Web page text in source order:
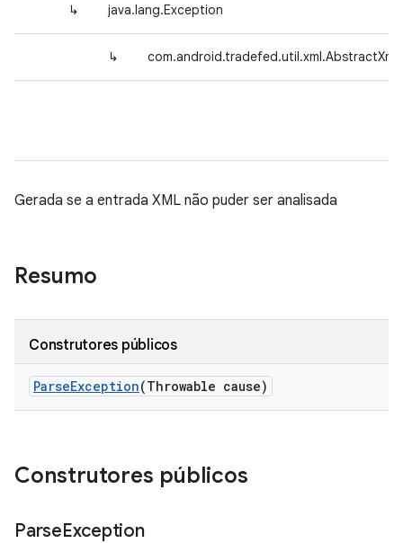
↳ java.lang.Exception
↳
Gerada se a entrada XML não puder ser analisada
Resumo
Construtores públicos
ParseException(Throwable cause)
Construtores públicos
ParseException